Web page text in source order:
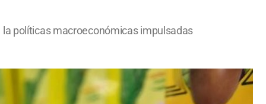
políticas macroeconómicas impulsadas